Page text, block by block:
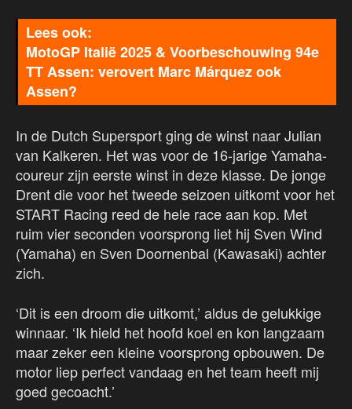
MotoGP Italië 2025 & Voorbeschouwing 94e
TT Assen: verovert Marc Márquez ook
Assen?
In de Dutch Supersport ging de winst naar Julian
van Kalkeren. Het was voor de 16-jarige Yamaha-
coureur zijn eerste winst in deze klasse. De jonge
Drent die voor het tweede seizoen uitkomt voor het
START Racing reed de hele race aan kop. Met
ruim vier seconden voorsprong liet hij Sven Wind
(Yamaha) en Sven Doornenbal (Kawasaki) achter
zich.
‘Dit is een droom die uitkomt,’ aldus de gelukkige
winnaar. ‘Ik hield het hoofd koel en kon langzaam
maar zeker een kleine voorsprong opbouwen. De
motor liep perfect vandaag en het team heeft mij
goed gecoacht.’